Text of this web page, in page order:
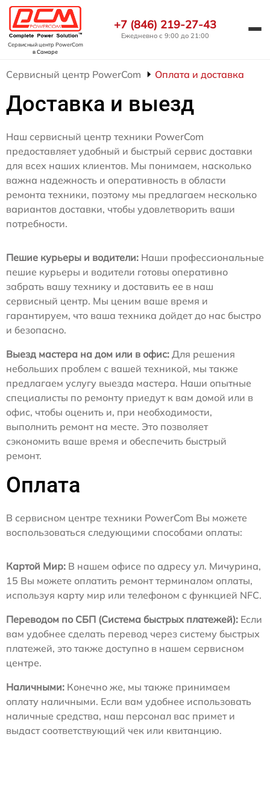
Сервисный центр PowerCom
в Самаре
+7 (846) 219-27-43
Ежедневно с 9:00 до 21:00
Сервисный центр PowerCom Оплата и доставка
Доставка и выезд
Наш сервисный центр техники PowerCom
предоставляет удобный и быстрый сервис доставки
для всех наших клиентов. Мы понимаем, насколько
важна надежность и оперативность в области
ремонта техники, поэтому мы предлагаем несколько
вариантов доставки, чтобы удовлетворить ваши
потребности.
Пешие курьеры и водители: Наши профессиональные
пешие курьеры и водители готовы оперативно
забрать вашу технику и доставить ее в наш
сервисный центр. Мы ценим ваше время и
гарантируем, что ваша техника дойдет до нас быстро
и безопасно.
Выезд мастера на дом или в офис: Для решения
небольших проблем с вашей техникой, мы также
предлагаем услугу выезда мастера. Наши опытные
специалисты по ремонту приедут к вам домой или в
офис, чтобы оценить и, при необходимости,
выполнить ремонт на месте. Это позволяет
сэкономить ваше время и обеспечить быстрый
ремонт.
Оплата
В сервисном центре техники PowerCom Вы можете
воспользоваться следующими способами оплаты:
Картой Мир: В нашем офисе по адресу ул. Мичурина,
15 Вы можете оплатить ремонт терминалом оплаты,
используя карту мир или телефоном с функцией NFC.
Переводом по СБП (Система быстрых платежей): Если
вам удобнее сделать перевод через систему быстрых
платежей, это также доступно в нашем сервисном
центре.
Наличными: Конечно же, мы также принимаем
оплату наличными. Если вам удобнее использовать
наличные средства, наш персонал вас примет и
выдаст соответствующий чек или квитанцию.